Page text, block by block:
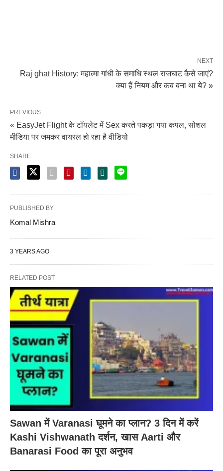
NEXT
Raj ghat History: महात्मा गांधी के समाधि स्थल राजघाट कैसे जाएं?
क्या हैं नियम और कब बना था ये? »
PREVIOUS
« EasyJet Flight के टॉयलेट में Sex करते पकड़ा गया कपल, सोशल
मीडिया पर जमकर वायरल हो रहा है वीडियो
SHARE
PUBLISHED BY
Komal Mishra
3 YEARS AGO
RELATED POST
Sawan में Varanasi घूमने का प्लान? 3 दिन में करें
Kashi Vishwanath दर्शन, खास Aarti और
Banarasi Food का पूरा अनुभव